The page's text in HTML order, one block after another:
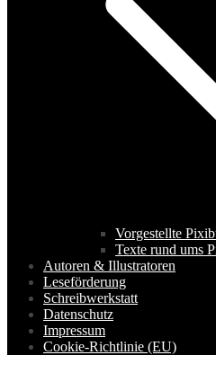
Vorgestellte
Texte rund ums
Autoren & Illustratoren
Leseförderung
Schreibwerkstatt
Datenschutz
Impressum
Cookie-Richtlinie (EU)